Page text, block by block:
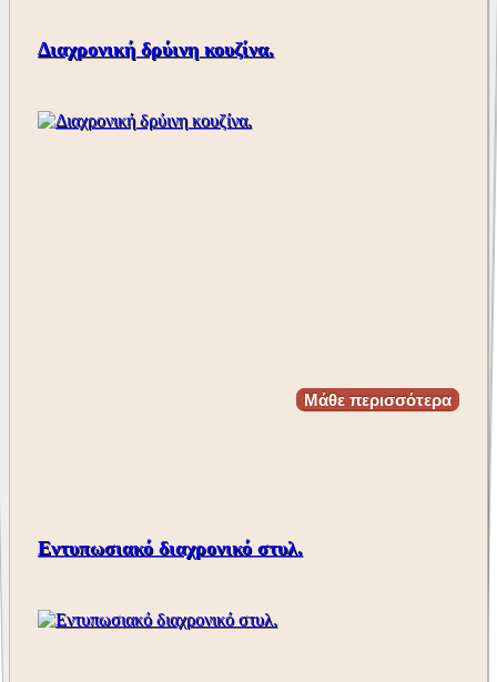
Διαχρονική δρύινη κουζίνα.
Μάθε περισσότερα
Εντυπωσιακό διαχρονικό στυλ.